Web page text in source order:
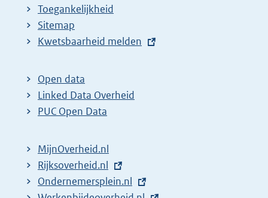
Toegankelijkheid
Sitemap
E
t
e
r
l
i
n
Kwetsbaarheid melden
Open data
Linked Data Overheid
PUC Open Data
MijnOverheid.nl
E
x
Rijksoverheid.nl
E
Ondernemersplein.nl